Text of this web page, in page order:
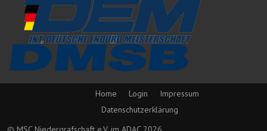
Home Login
Impressum
Datenschutzerklärung